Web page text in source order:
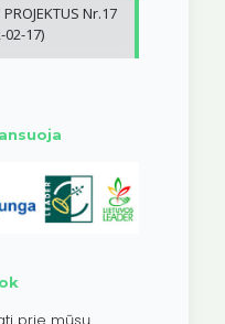
Nr.17
02-17)